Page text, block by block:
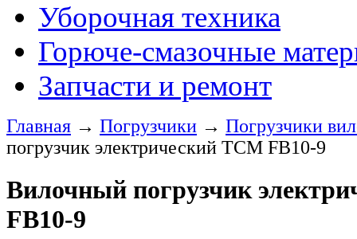
Уборочная техника
Горюче-смазочные
Запчасти и ремонт
Главная → Погрузчики → Погрузчики
погрузчик электрический TCM FB10-9
Вилочный погрузчик
FB10-9